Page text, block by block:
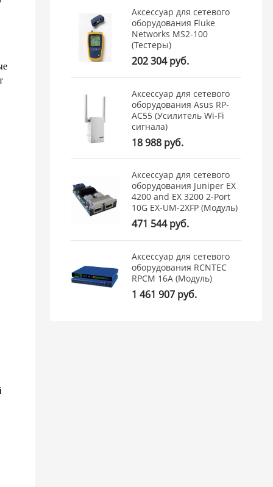
Аксессуар для сетевого
оборудования Fluke
Networks MS2-100
(Тестеры)
202 304 руб.
Аксессуар для сетевого
оборудования Asus RP-
AC55 (Усилитель Wi-Fi
сигнала)
18 988 руб.
Аксессуар для сетевого
оборудования Juniper EX
4200 and EX 3200 2-Port
10G EX-UM-2XFP (Модуль)
471 544 руб.
Аксессуар для сетевого
оборудования RCNTEC
RPCM 16A (Модуль)
1 461 907 руб.